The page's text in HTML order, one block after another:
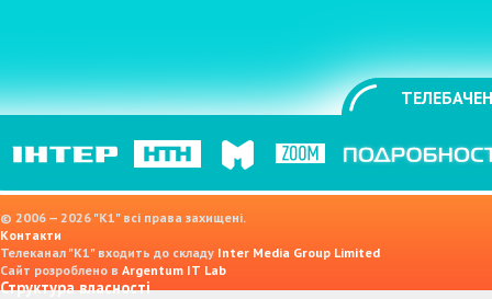
© 2006 — 2026 "K1" всі права захищені.
Контакти
Телеканал "К1" входить до складу Inter Media Group Limited
Сайт розроблено в Argentum IT Lab
Структура власності